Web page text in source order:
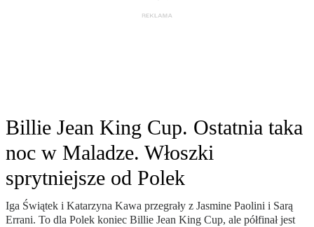
Billie Jean King Cup. Ostatnia taka
noc w Maladze. Włoszki
sprytniejsze od Polek
Iga Świątek i Katarzyna Kawa przegrały z Jasmine Paolini i Sarą
Errani. To dla Polek koniec Billie Jean King Cup, ale półfinał jest